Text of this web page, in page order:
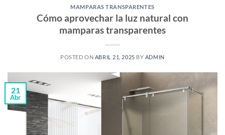
MAMPARAS TRANSPARENTES
Cómo aprovechar la luz natural con
mamparas transparentes
POSTED ON ABRIL 21, 2025 BY ADMIN
21
Abr